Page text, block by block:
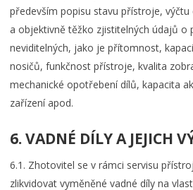
především popisu stavu přístroje,
a objektivně těžko zjistitelných údajů o
neviditelných, jako je přítomnost,
nosičů, funkčnost přístroje, kvalita
mechanické opotřebení dílů, kapacita
zařízení apod.
6. VADNÉ DÍLY A JEJICH
6.1. Zhotovitel se v rámci servisu
zlikvidovat vyměněné vadné díly na